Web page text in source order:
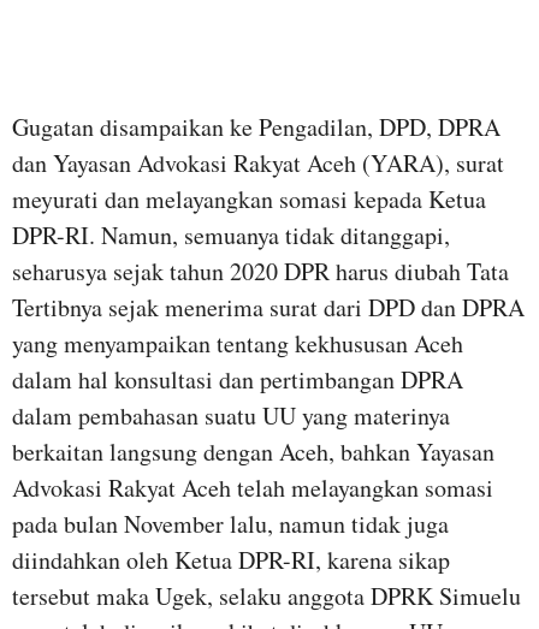
Gugatan disampaikan ke Pengadilan, DPD, DPRA
dan Yayasan Advokasi Rakyat Aceh (YARA), surat
meyurati dan melayangkan somasi kepada Ketua
DPR-RI. Namun, semuanya tidak ditanggapi,
seharusya sejak tahun 2020 DPR harus diubah Tata
Tertibnya sejak menerima surat dari DPD dan DPRA
yang menyampaikan tentang kekhususan Aceh
dalam hal konsultasi dan pertimbangan DPRA
dalam pembahasan suatu UU yang materinya
berkaitan langsung dengan Aceh, bahkan Yayasan
Advokasi Rakyat Aceh telah melayangkan somasi
pada bulan November lalu, namun tidak juga
diindahkan oleh Ketua DPR-RI, karena sikap
tersebut maka Ugek, selaku anggota DPRK Simuelu